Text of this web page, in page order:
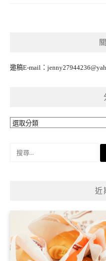
邀稿E-mail：
分
近